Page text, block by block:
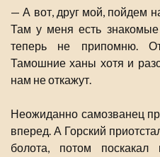
— А вот, друг мой, пойдем
Там у меня есть
теперь не припомню.
Тамошние ханы хотя и
нам не откажут.
Неожиданно самозванец
вперед. А Горский
болота, потом